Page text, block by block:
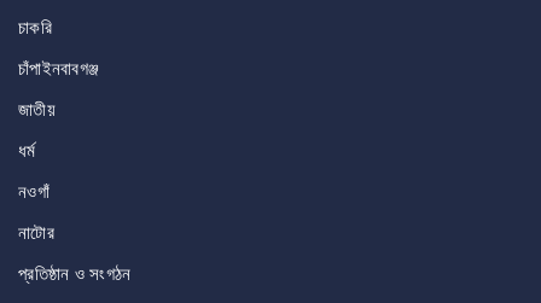
চাকরি
চাঁপাইনবাবগঞ্জ
জাতীয়
ধর্ম
নওগাঁ
নাটোর
প্রতিষ্ঠান ও সংগঠন